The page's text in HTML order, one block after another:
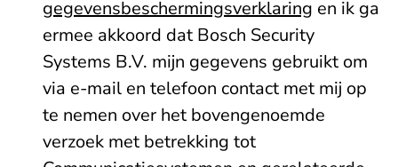
gegevensbeschermingsverklaring
ermee akkoord dat Bosch Security
Systems B.V. mijn gegevens gebruikt om
via e-mail en telefoon contact met mij op
te nemen over het bovengenoemde
verzoek met betrekking tot